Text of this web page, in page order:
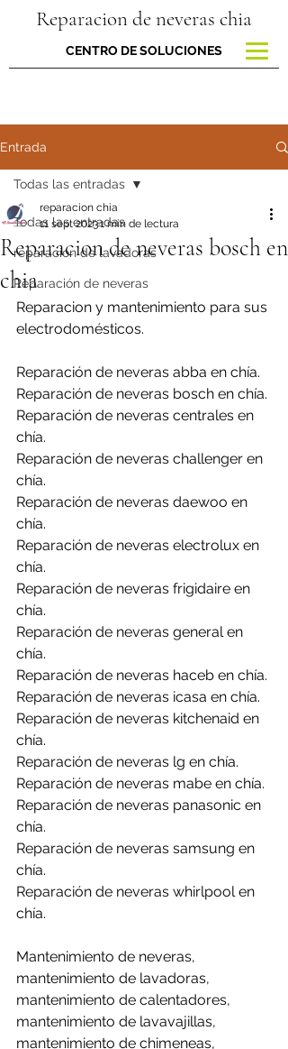
Reparacion de neveras chia
CENTRO DE SOLUCIONES
Entrada
Todas las entradas
reparacion de lavadoras
Reparación de neveras
Todas las entradas
Reparacion de neveras bosch en
chia
reparacion chia
11 sept 20231 min de lectura
Reparacion y mantenimiento para sus
electrodomésticos.
Reparación de neveras abba en chía.
Reparación de neveras bosch en chía.
Reparación de neveras centrales en
chía.
Reparación de neveras challenger en
chía.
Reparación de neveras daewoo en
chía.
Reparación de neveras electrolux en
chía.
Reparación de neveras frigidaire en
chía.
Reparación de neveras general en
chía.
Reparación de neveras haceb en chía.
Reparación de neveras icasa en chía.
Reparación de neveras kitchenaid en
chía.
Reparación de neveras lg en chía.
Reparación de neveras mabe en chía.
Reparación de neveras panasonic en
chía.
Reparación de neveras samsung en
chía.
Reparación de neveras whirlpool en
chía.
Mantenimiento de neveras,
mantenimiento de lavadoras,
mantenimiento de calentadores,
mantenimiento de lavavajillas,
mantenimiento de chimeneas,